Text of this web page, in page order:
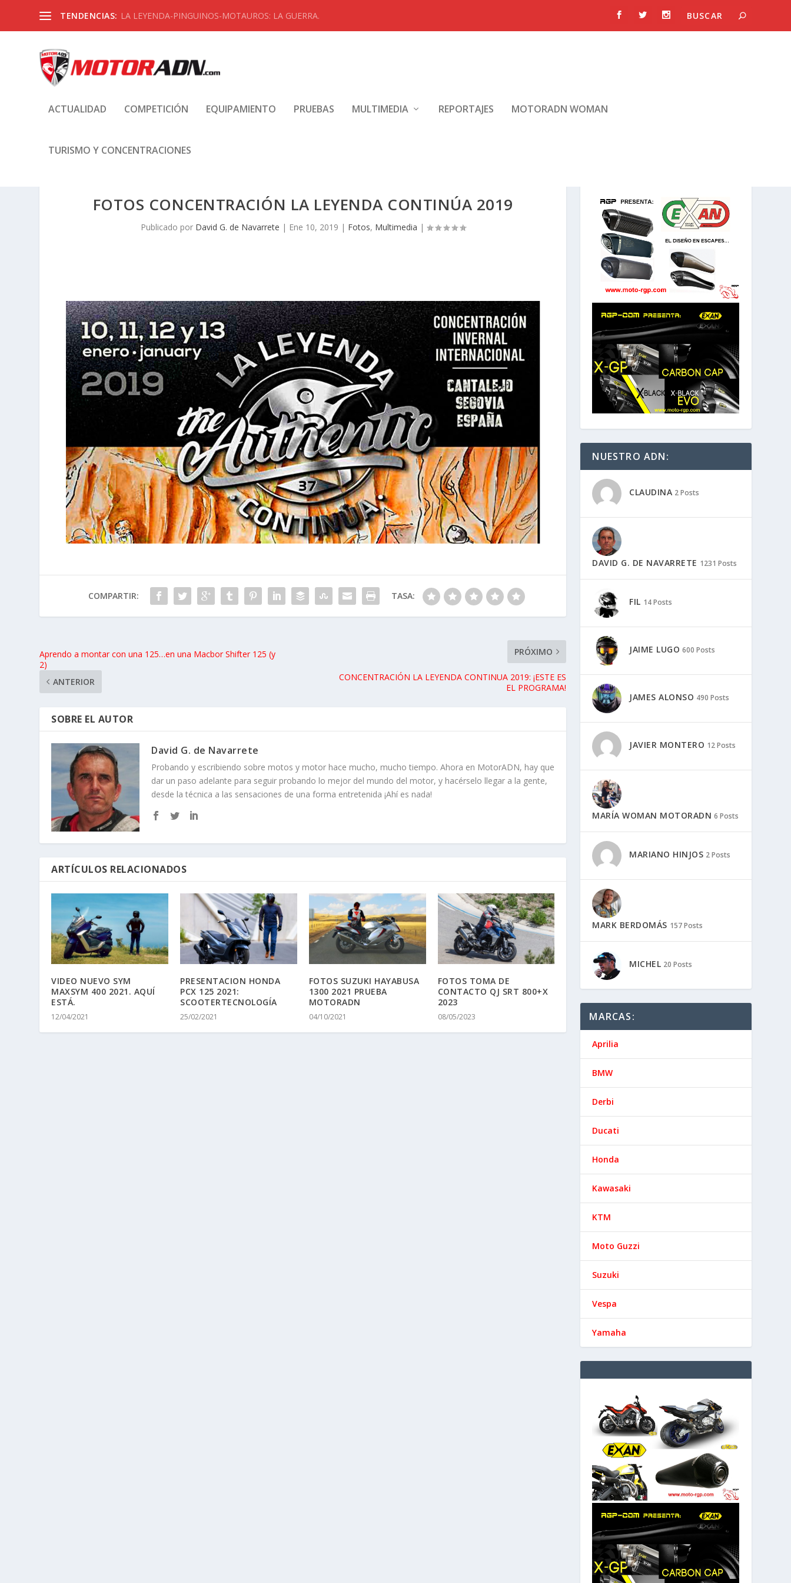
TENDENCIAS: LA LEYENDA-PINGUINOS-MOTAUROS: LA GUERRA.
ACTUALIDAD COMPETICIÓN EQUIPAMIENTO PRUEBAS MULTIMEDIA REPORTAJES MOTORADN WOMAN
TURISMO Y CONCENTRACIONES
FOTOS CONCENTRACIÓN LA LEYENDA CONTINÚA 2019
Publicado por David G. de Navarrete | Ene 10, 2019 | Fotos, Multimedia |
Aprendo a montar con una 125…en una Macbor Shifter 125 (y
ANTERIOR
PRÓXIMO
CONCENTRACIÓN LA LEYENDA CONTINUA 2019: ¡ESTE ES
SOBRE EL AUTOR
David G. de Navarrete
Probando y escribiendo sobre motos y motor hace mucho, mucho tiempo. Ahora en MotorADN, hay que
dar un paso adelante para seguir probando lo mejor del mundo del motor, y hacérselo llegar a la gente,
desde la técnica a las sensaciones de una forma entretenida ¡Ahí es nada!
ARTÍCULOS RELACIONADOS
NUESTRO ADN:
CLAUDINA 2 Posts
DAVID G. DE NAVARRETE 1231 Posts
FIL 14 Posts
JAIME LUGO 600 Posts
JAMES ALONSO 490 Posts
JAVIER MONTERO 12 Posts
MARÍA WOMAN MOTORADN 6 Posts
MARIANO HINJOS 2 Posts
MARK BERDOMÁS 157 Posts
MICHEL 20 Posts
MARCAS:
Aprilia
BMW
Derbi
Ducati
Honda
Kawasaki
KTM
Moto Guzzi
Suzuki
Vespa
Yamaha